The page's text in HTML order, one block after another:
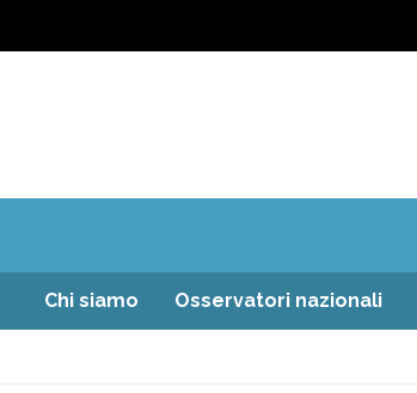
Chi siamo Osservatori nazionali